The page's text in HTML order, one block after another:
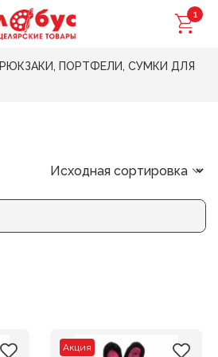
1
РЮКЗАКИ, ПОРТФЕЛИ, СУМКИ ДЛЯ
Акция